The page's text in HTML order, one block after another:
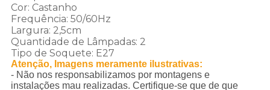
Cor: Castanho
Frequência: 50/60Hz
Largura: 2,5cm
Quantidade de Lâmpadas: 2
Tipo de Soquete: E27
Atenção, Imagens meramente ilustrativas:
- Não nos responsabilizamos por montagens e
instalações mau realizadas. Certifique-se que de que